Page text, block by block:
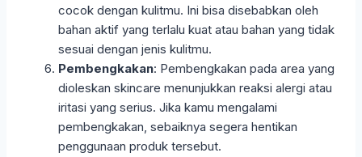
cocok dengan kulitmu. Ini bisa disebabkan oleh
bahan aktif yang terlalu kuat atau bahan yang tidak
sesuai dengan jenis kulitmu.
Pembengkakan: Pembengkakan pada area yang
dioleskan skincare menunjukkan reaksi alergi atau
iritasi yang serius. Jika kamu mengalami
pembengkakan, sebaiknya segera hentikan
penggunaan produk tersebut.